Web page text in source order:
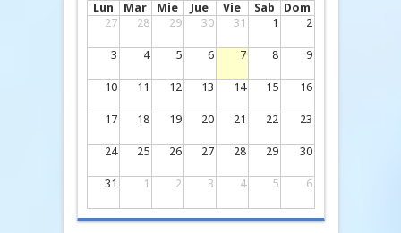
Lun Mar Mie Jue Vie Sab
Dom
27
28 29 30 31 1 2
3 4 5 6 7 8 9
10 11 12 13 14 15 16
17 18 19 20 21 22 23
24 25 26 27 28 29 30
31 1 2 3 4 5 6